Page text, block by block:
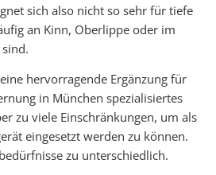
sich also nicht so sehr für tiefe
an Kinn, Oberlippe oder im
hervorragende Ergänzung für
in München spezialisiertes
zu viele Einschränkungen, um als
eingesetzt werden zu können.
zu unterschiedlich.